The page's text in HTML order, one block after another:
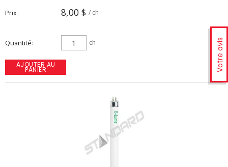
Votre avis
Prix 8,00 $ / ch
Quantité ch
AJOUTER AU
PANIER